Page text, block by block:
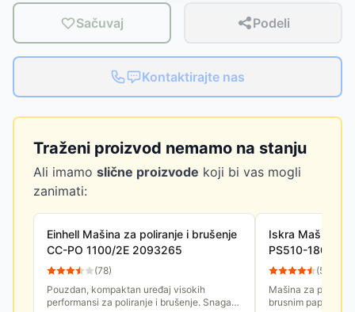
Sačuvaj Podeli
Kontaktirajte nas
Traženi proizvod nemamo na stanju
Ali imamo slične proizvode koji bi vas mogli
zanimati:
Einhell Mašina za poliranje i brušenje
CC-PO 1100/2E 2093265
(78)
Pouzdan, kompaktan uređaj visokih
performansi za poliranje i brušenje. Snaga
Iskra Mašina
PS510-180S
(58
Mašina za
brusnim papirom,